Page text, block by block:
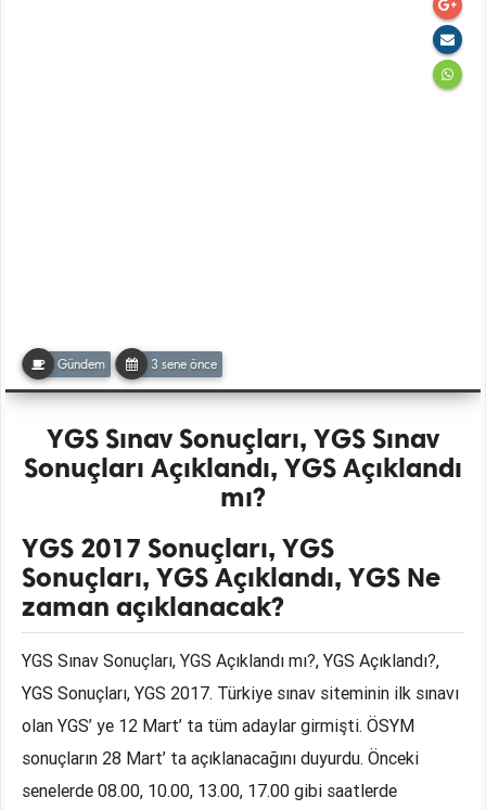
Gündem 3 sene önce
YGS Sınav Sonuçları, YGS Sınav
Sonuçları Açıklandı, YGS Açıklandı
mı?
YGS 2017 Sonuçları, YGS
Sonuçları, YGS Açıklandı, YGS Ne
zaman açıklanacak?
YGS Sınav Sonuçları, YGS Açıklandı mı?, YGS Açıklandı?,
YGS Sonuçları, YGS 2017. Türkiye sınav siteminin ilk sınavı
olan YGS’ ye 12 Mart’ ta tüm adaylar girmişti. ÖSYM
sonuçların 28 Mart’ ta açıklanacağını duyurdu. Önceki
senelerde 08.00, 10.00, 13.00, 17.00 gibi saatlerde